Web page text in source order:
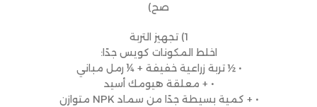
صح)
1) تجهيز التربة
اخلط المكونات كويس جدًا:
• ½ تربة زراعية خفيفة + ¼ رمل مباني
• + معلقة هيومك أسيد
• + كمية بسيطة جدًا من سماد NPK متوازن